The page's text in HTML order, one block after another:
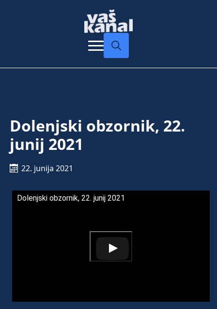
Dolenjski obzornik, 22.
junij 2021
22. junija 2021
Dolenjski obzornik, 22. junij 2021